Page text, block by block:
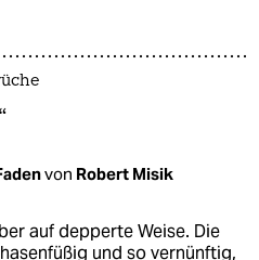
von Robert Misik
auf depperte Weise. Die
und so vernünftig,